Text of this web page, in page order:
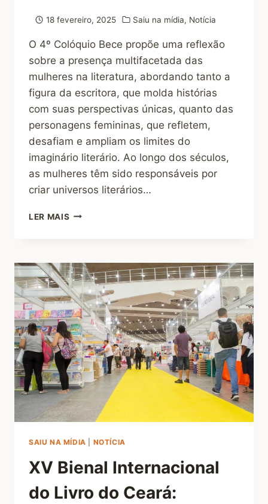
18 fevereiro, 2025 Saiu na mídia, Notícia
O 4º Colóquio Bece propõe uma reflexão
sobre a presença multifacetada das
mulheres na literatura, abordando tanto a
figura da escritora, que molda histórias
com suas perspectivas únicas, quanto das
personagens femininas, que refletem,
desafiam e ampliam os limites do
imaginário literário. Ao longo dos séculos,
as mulheres têm sido responsáveis por
criar universos literários…
LER MAIS
SAIU NA MÍDIA NOTÍCIA
XV Bienal Internacional
do Livro do Ceará: